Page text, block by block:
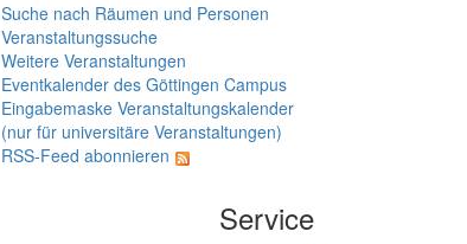
Suche nach Räumen und Personen
Veranstaltungssuche
Weitere Veranstaltungen
Eventkalender des Göttingen Campus
Eingabemaske Veranstaltungskalender
(nur für universitäre Veranstaltungen)
RSS-Feed abonnieren
Service